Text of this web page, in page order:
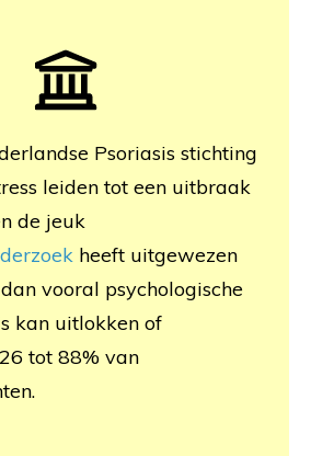
Psoriasis stichting
leiden tot een uitbraak
de jeuk
heeft uitgewezen
vooral psychologische
kan uitlokken of
tot 88% van